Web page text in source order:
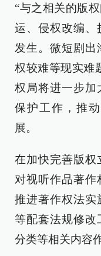
“与之相关的版
运、侵权改编、
发生。微短剧出
权较难等现实难
权局将进一步加
保护工作，推
展。
在加快完善版权
对视听作品著作
推进著作权法实
等配套法规修改
分类等相关内容